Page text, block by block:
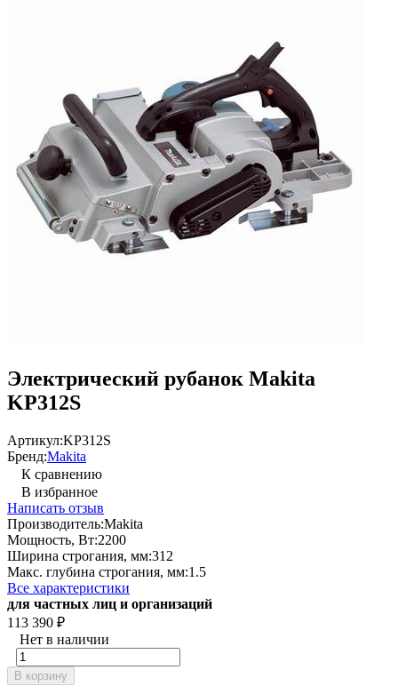
Электрический рубанок Makita
KP312S
Артикул:KP312S
Бренд:Makita
К сравнению
В избранное
Написать отзыв
Производитель:Makita
Мощность, Вт:2200
Ширина строгания, мм:312
Макс. глубина строгания, мм:1.5
Все характеристики
для частных лиц и организаций
113 390 ₽
Нет в наличии
В корзину